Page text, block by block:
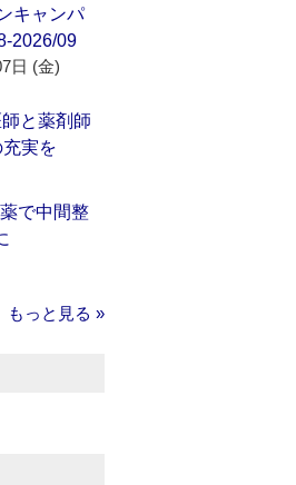
キャンパ
2026/09
日 (金)
と薬剤師
実を
で中間整
もっと見る »